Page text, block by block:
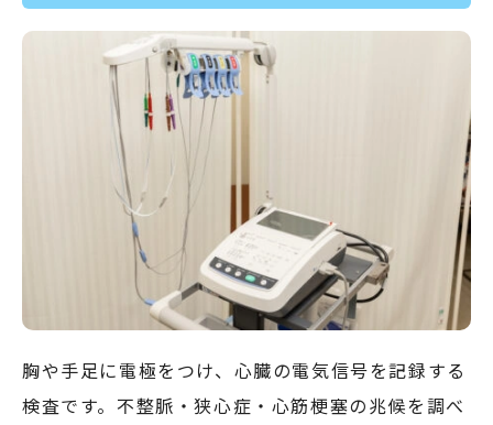
胸や手足に電極をつけ、心臓の電気信号を記録する
検査です。不整脈・狭心症・心筋梗塞の兆候を調べ